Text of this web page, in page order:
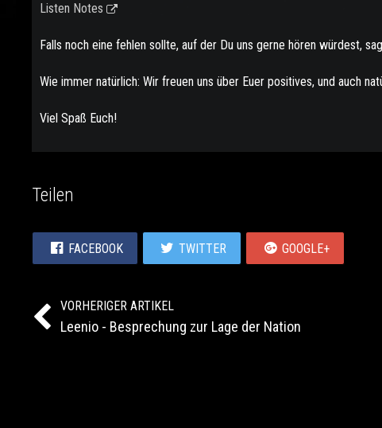
Listen Notes
Falls noch eine fehlen sollte, auf der Du uns gerne hören würdest,
Wie immer natürlich: Wir freuen uns über Euer positives, und auch
Viel Spaß Euch!
Teilen
FACEBOOK TWITTER GOOGLE+
VORHERIGER ARTIKEL
Leenio - Besprechung zur Lage der Nation